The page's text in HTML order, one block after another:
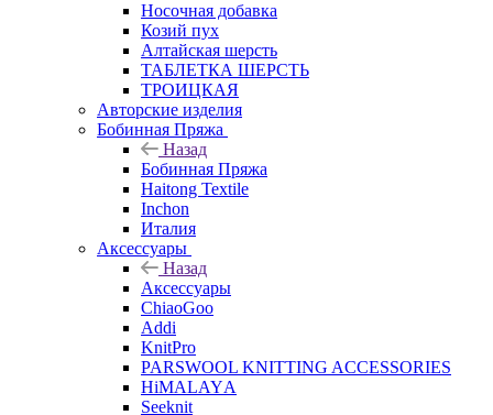
Носочная добавка
Козий пух
Алтайская шерсть
ТАБЛЕTКА ШЕРСТЬ
ТРОИЦКАЯ
Авторские изделия
Бобинная Пряжа
Назад
Бобинная Пряжа
Haitong Textilе
Inchon
Италия
Аксессуары
Назад
Аксессуары
ChiaoGoo
Addi
KnitPro
PARSWOOL KNITTING ACCESSORIES
HiMALAYА
Seeknit